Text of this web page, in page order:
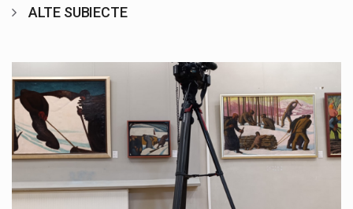
ALTE SUBIECTE